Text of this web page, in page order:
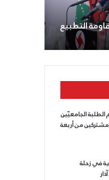
أنطون سعاده،
في
والصرفند
الجامعيّين
من أربعة
في زحلة